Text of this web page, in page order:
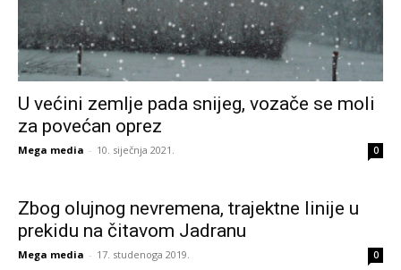
U većini zemlje pada snijeg, vozače se moli
za povećan oprez
Mega media - 10. siječnja 2021. 0
Zbog olujnog nevremena, trajektne linije u
prekidu na čitavom Jadranu
Mega media - 17. studenoga 2019. 0